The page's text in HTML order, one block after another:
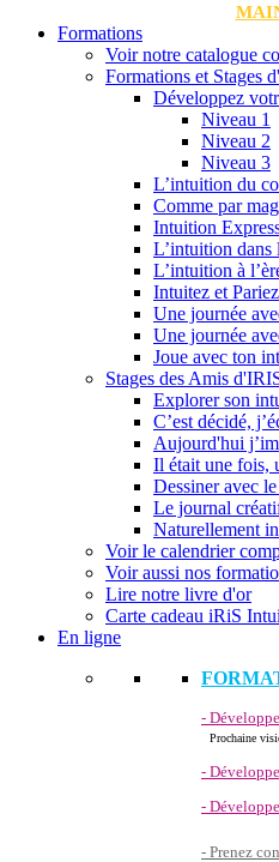
Formations
Voir notre catalogue
Formations et Stages
Développez
Niveau 1
Niveau 2
Niveau 3
L’intuition du
Comme par
Intuition
L’intuition dans
L’intuition à
Intuitez et Pariez
Une journée
Une journée
Joue avec ton
Stages des Amis
Explorer son
C’est décidé,
Aujourd'hui
Il était une fois,
Dessiner avec
Le journal
Naturellement
Voir le calendrier
Voir aussi nos
Lire notre livre d'or
Carte cadeau iRiS
En ligne
-
Prochaine
-
-
- Prenez